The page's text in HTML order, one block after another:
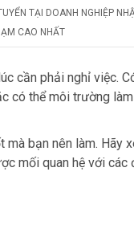
TẠI DOANH NGHIỆP
CAO NHẤT
cần phải nghỉ việc.
có thể môi trường
bạn nên làm. Hãy
mối quan hệ với các